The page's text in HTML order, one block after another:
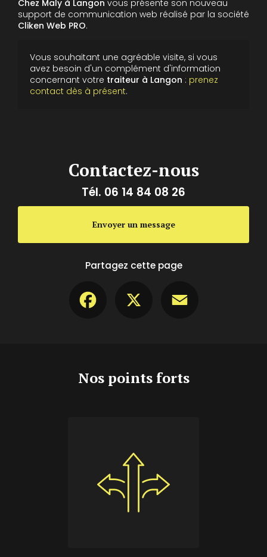
Chez Maly à Langon vous présente son nouveau
support de communication web réalisé par la société
Cliken Web PRO.
Vous souhaitant une agréable visite, si vous
avez besoin d'un complément d'information
concernant votre traiteur à Langon : prenez
contact dès à présent.
Contactez-nous
Tél. 06 14 84 08 26
Envoyer un message
Partagez cette page
Nos points forts